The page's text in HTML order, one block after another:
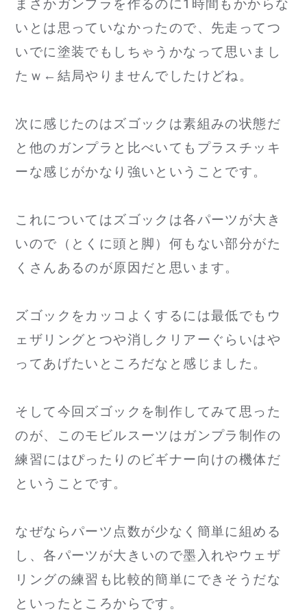
まさかガンプラを作るのに1時間もかからな
いとは思っていなかったので、先走ってつ
いでに塗装でもしちゃうかなって思いまし
たｗ←結局やりませんでしたけどね。
次に感じたのはズゴックは素組みの状態だ
と他のガンプラと比べいてもプラスチッキ
ーな感じがかなり強いということです。
これについてはズゴックは各パーツが大き
いので（とくに頭と脚）何もない部分がた
くさんあるのが原因だと思います。
ズゴックをカッコよくするには最低でもウ
ェザリングとつや消しクリアーぐらいはや
ってあげたいところだなと感じました。
そして今回ズゴックを制作してみて思った
のが、このモビルスーツはガンプラ制作の
練習にはぴったりのビギナー向けの機体だ
ということです。
なぜならパーツ点数が少なく簡単に組める
し、各パーツが大きいので墨入れやウェザ
リングの練習も比較的簡単にできそうだな
といったところからです。